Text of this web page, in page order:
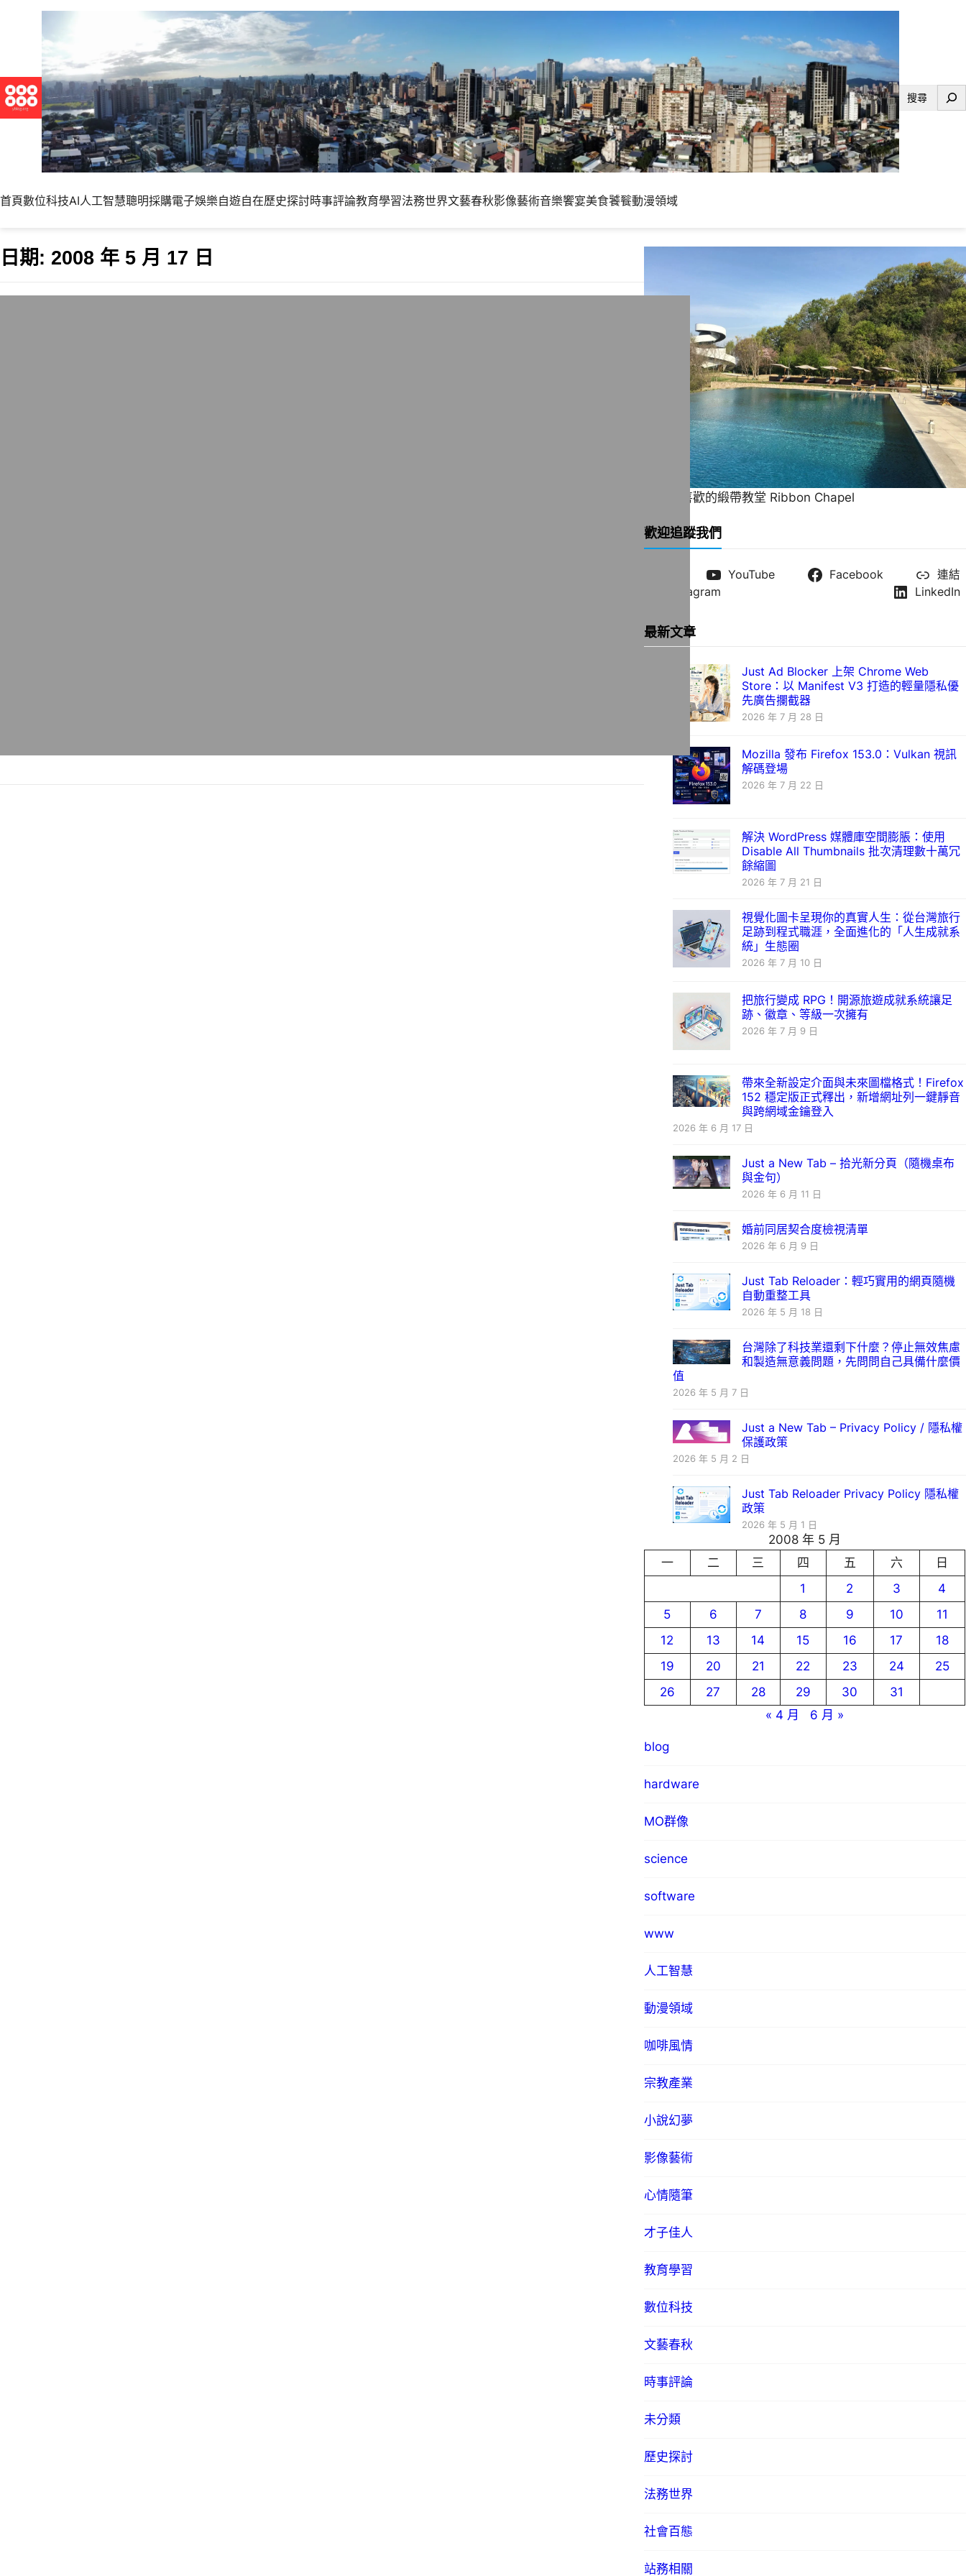
搜
首頁數位科技AI人工智慧聰明採購電子娛樂自遊自在歷史探討時事評論教育學習法務世界文藝春秋影像藝術音樂饗宴美食饕餮動漫領域
日期: 2008 年 5 月 17 日
一直很喜歡的緞帶教堂 Ribbon Chapel
歡迎追蹤我們
YouTube Facebook
連結
Instagram
LinkedIn
最新文章
Just Ad Blocker 上架 Chrome Web
Store：以 Manifest V3 打造的輕量隱私優
先廣告攔截器
2026 年 7 月 28 日
Mozilla 發布 Firefox 153.0：Vulkan 視訊
解碼登場
2026 年 7 月 22 日
解決 WordPress 媒體庫空間膨脹：使用
Disable All Thumbnails 批次清理數十萬冗
餘縮圖
2026 年 7 月 21 日
視覺化圖卡呈現你的真實人生：從台灣旅行
足跡到程式職涯，全面進化的「人生成就系
統」生態圈
2026 年 7 月 10 日
把旅行變成 RPG！開源旅遊成就系統讓足
跡、徽章、等級一次擁有
2026 年 7 月 9 日
帶來全新設定介面與未來圖檔格式！Firefox
152 穩定版正式釋出，新增網址列一鍵靜音
與跨網域金鑰登入
2026 年 6 月 17 日
Just a New Tab – 拾光新分頁（隨機桌布
與金句）
2026 年 6 月 11 日
婚前同居契合度檢視清單
2026 年 6 月 9 日
Just Tab Reloader：輕巧實用的網頁隨機
自動重整工具
2026 年 5 月 18 日
台灣除了科技業還剩下什麼？停止無效焦慮
和製造無意義問題，先問問自己具備什麼價
值
2026 年 5 月 7 日
Just a New Tab – Privacy Policy / 隱私權
保護政策
2026 年 5 月 2 日
Just Tab Reloader Privacy Policy 隱私權
政策
2026 年 5 月 1 日
2008 年 5 月
一
二 三 四 五 六
日
1
2 3
4
5
6 7 8 9 10
11
12
13 14 15 16 17
18
19
20 21 22 23 24
25
26
27 28 29 30
31
« 4 月
6 月 »
blog
hardware
MO群像
science
software
www
人工智慧
動漫領域
咖啡風情
宗教產業
小說幻夢
影像藝術
心情隨筆
才子佳人
教育學習
數位科技
文藝春秋
時事評論
未分類
歷史探討
法務世界
社會百態
站務相關